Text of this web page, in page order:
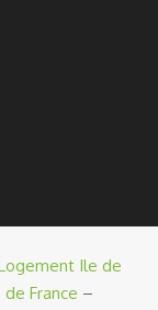
Ile de
France –